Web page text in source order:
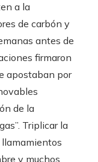
a la
de carbón y
antes de
firmaron
apostaban por
de la
Triplicar la
y muchos